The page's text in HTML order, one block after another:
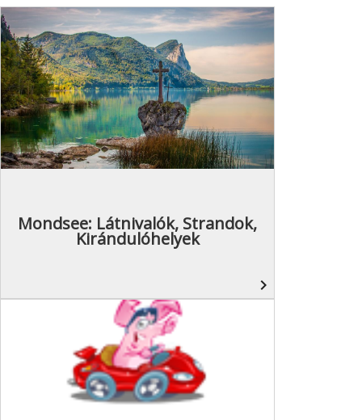
Mondsee: Látnivalók, Strandok,
Kirándulóhelyek
navigate_next